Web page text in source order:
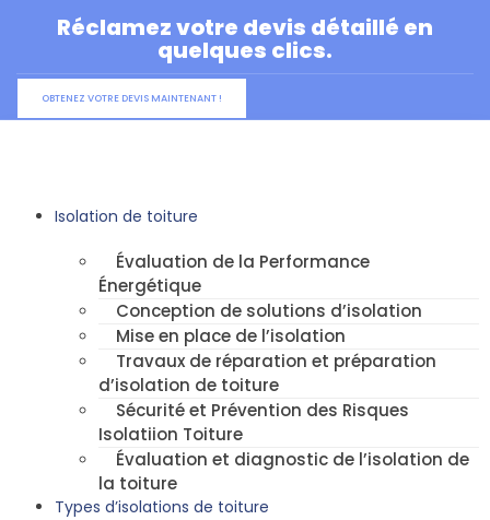
Réclamez votre devis détaillé en
quelques clics.
OBTENEZ VOTRE DEVIS MAINTENANT !
Isolation de toiture
Évaluation de la Performance
Énergétique
Conception de solutions d’isolation
Mise en place de l’isolation
Travaux de réparation et préparation
d’isolation de toiture
Sécurité et Prévention des Risques
Isolatiion Toiture
Évaluation et diagnostic de l’isolation de
la toiture
Types d’isolations de toiture